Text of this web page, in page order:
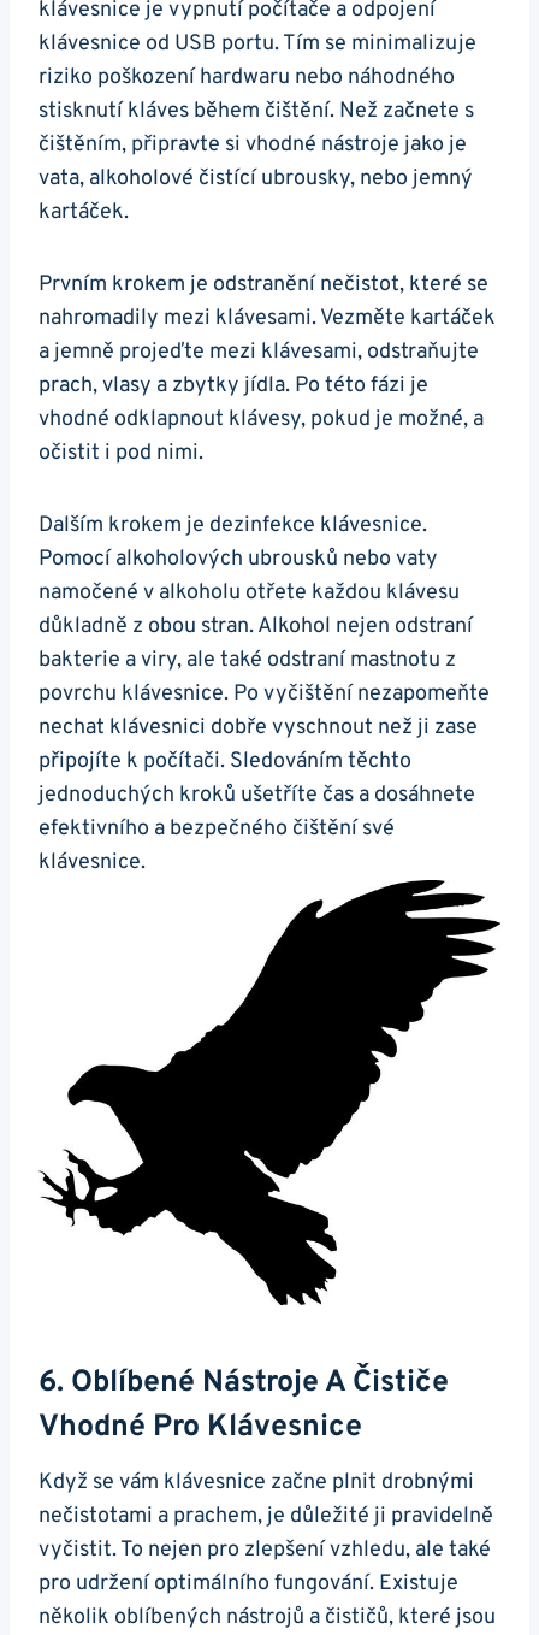
klávesnice je vypnutí počítače a odpojení
klávesnice od USB ⁣portu. Tím se minimalizuje
riziko ‌poškození⁣ hardwaru nebo náhodného
stisknutí kláves během čištění.​ Než začnete s
čištěním, připravte si vhodné nástroje ⁤jako je
vata, alkoholové čistící ubrousky, nebo jemný
kartáček.⁢
Prvním krokem je odstranění nečistot, které se
⁣nahromadily mezi klávesami. Vezměte ​kartáček ​
a jemně projeďte mezi klávesami, ‍odstraňujte
prach, vlasy a zbytky ⁢jídla. Po této fázi je
vhodné odklapnout klávesy, pokud je možné, a
očistit i pod nimi.
Dalším krokem je dezinfekce klávesnice.
Pomocí​ alkoholových ubrousků ​nebo vaty
namočené v alkoholu otřete každou klávesu
⁣důkladně z‌ obou stran. Alkohol nejen odstraní
bakterie a viry, ale také odstraní mastnotu z
povrchu klávesnice. Po vyčištění nezapomeňte
nechat klávesnici dobře vyschnout než ji zase
připojíte k počítači. Sledováním‌ těchto
jednoduchých kroků ušetříte čas a​ dosáhnete
efektivního a bezpečného čištění své⁤
klávesnice.
6. Oblíbené Nástroje A​ Čističe
Vhodné‍ Pro Klávesnice
Když se vám klávesnice začne plnit drobnými
nečistotami a prachem, je důležité ji pravidelně
vyčistit. To nejen pro zlepšení vzhledu, ale také
pro ‍udržení optimálního fungování. Existuje
několik oblíbených nástrojů a​ čističů, které jsou